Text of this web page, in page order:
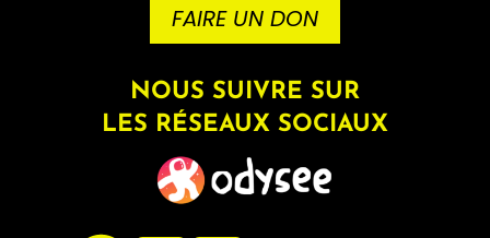
FAIRE UN DON
NOUS SUIVRE SUR
LES RÉSEAUX SOCIAUX